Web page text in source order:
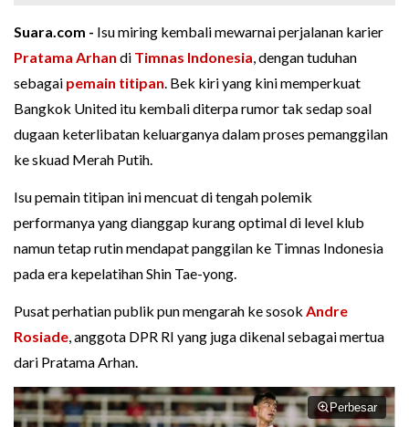
Suara.com - Isu miring kembali mewarnai perjalanan karier
Pratama Arhan di Timnas Indonesia, dengan tuduhan
sebagai pemain titipan. Bek kiri yang kini memperkuat
Bangkok United itu kembali diterpa rumor tak sedap soal
dugaan keterlibatan keluarganya dalam proses pemanggilan
ke skuad Merah Putih.
Isu pemain titipan ini mencuat di tengah polemik
performanya yang dianggap kurang optimal di level klub
namun tetap rutin mendapat panggilan ke Timnas Indonesia
pada era kepelatihan Shin Tae-yong.
Pusat perhatian publik pun mengarah ke sosok Andre
Rosiade, anggota DPR RI yang juga dikenal sebagai mertua
dari Pratama Arhan.
Perbesar